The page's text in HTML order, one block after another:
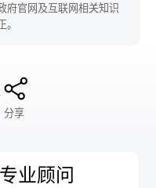
府官网及互联网相关知识
分享
业顾问